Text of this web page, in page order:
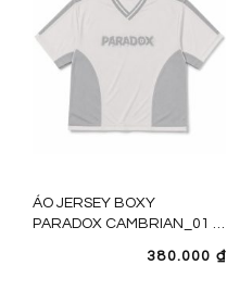
ÁO JERSEY BOXY
PARADOX CAMBRIAN_01 -
380.000 ₫